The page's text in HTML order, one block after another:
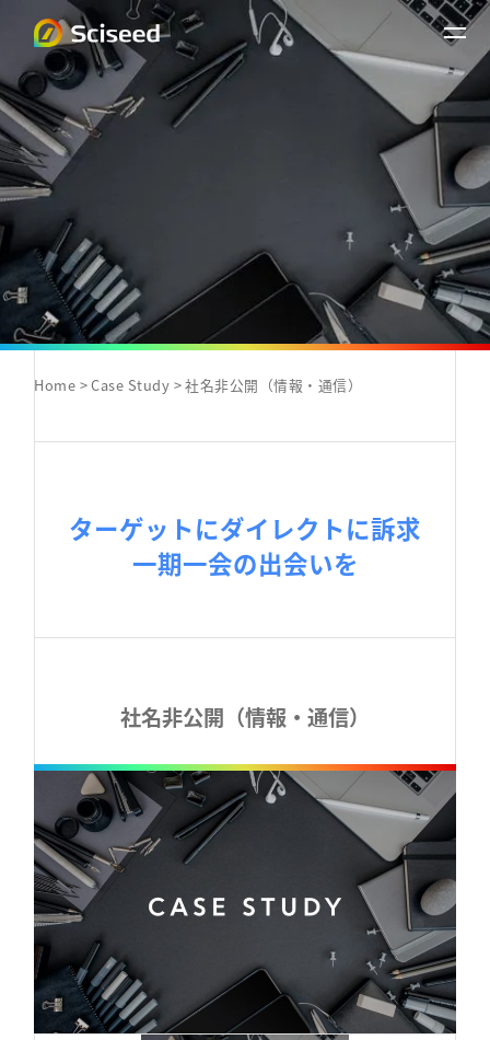
Home Case Study 社名非公開（情報・通信）
ターゲットにダイレクトに訴求
一期一会の出会いを
社名非公開（情報・通信）